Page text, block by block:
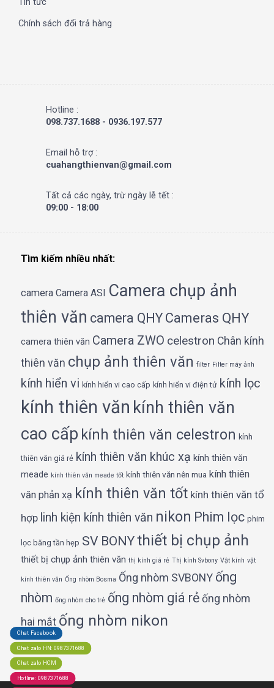
Chính sách đổi trả hàng
Hotline :
098.737.1688 - 0936.197.577
Email hỗ trợ :
cuahangthienvan@gmail.com
Tất cả các ngày, trừ ngày lễ tết :
09:00 - 18:00
Tìm kiếm nhiều nhất:
camera Camera ASI
Camera chụp ảnh
thiên văn camera QHY Cameras QHY
camera thiên văn Camera ZWO celestron Chân kính
thiên văn chụp ảnh thiên văn filter Filter máy ảnh
kính hiển vi kính hiển vi cao cấp kính hiển vi điện tử kính lọc
kính thiên văn kính thiên văn
cao cấp kính thiên văn celestron kính
thiên văn giá rẻ kính thiên văn khúc xạ kính thiên văn
meade kính thiên văn meade tốt kính thiên văn nên mua kính thiên
văn phản xạ kính thiên văn tốt kính thiên văn tổ
hợp linh kiện kính thiên văn nikon Phim lọc phim
lọc băng tần hẹp SV BONYthiết bị chụp ảnh
thiết bị chụp ảnh thiên văn thị kính giá rẻ Thị kính Svbony Vật kính vật
kính thiên văn Ống nhòm Bosma Ống nhòm SVBONY ống
nhòm ống nhòm cho trẻ ống nhòm giá rẻ ống nhòm
hai mắt ống nhòm nikon
Chat Facebook
Chat zalo HN: 0987371688
Chat zalo HCM
Hotline: 0987371688